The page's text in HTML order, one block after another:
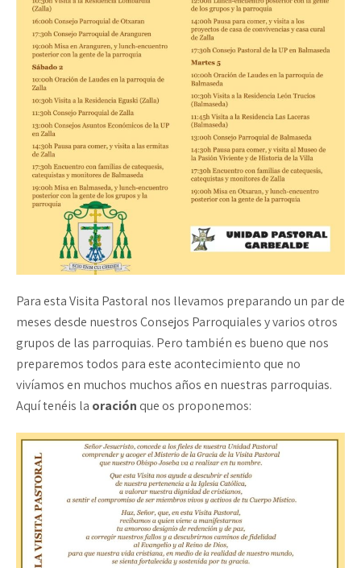
Para esta Visita Pastoral nos llevamos preparando un par de
meses desde nuestros Consejos Parroquiales y varios otros
grupos de las parroquias. Pero también es bueno que nos
preparemos todos para este acontecimiento que no
vivíamos en muchos muchos años en nuestras parroquias.
Aquí tenéis la oración que os proponemos: